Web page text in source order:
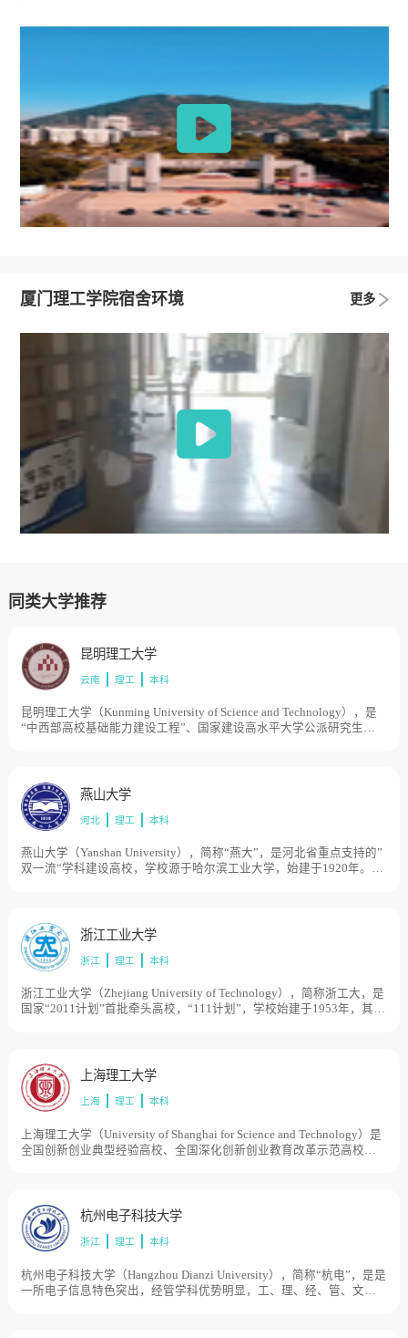
厦门理工学院宿舍环境 更多
同类大学推荐
昆明理工大学
云南 理工 本科
昆明理工大学（Kunming University of Science and Technology），是
“中西部高校基础能力建设工程”、国家建设高水平大学公派研究生项
云南工业大学，历史起点可追溯到清宣统二年（1910年）。1999年，
两校合并组建成新昆明理工大学。2004年，云南省分析测试中心并
入。目前学校总体占地面积3915亩。
燕山大学
河北 理工 本科
燕山大学（Yanshan University），简称“燕大”，是河北省重点支持的”
双一流“学科建设高校，学校源于哈尔滨工业大学，始建于1920年。
1978年确定为全国重点高等院校。1985年至1997年学校整体南迁秦皇
岛市。1997年经原国家教委批准，更名燕山大学。1998年，由原机械
工业部划转到河北省，实行中央与地方共建，以河北省管理为主。
4000亩。
浙江工业大学
浙江 理工 本科
浙江工业大学（Zhejiang University of Technology），简称浙工大，是
国家“2011计划”首批牵头高校，“111计划”，学校始建于1953年，其前
杭州船舶工业学校和浙江建材工业学校陆续并入浙江工业大学。2009
年6月，浙江省人民政府和教育部签订共建协议，学校进入省部共建高
校行列。2013年5月，学校成为国家“2011计划”首批认定的14家协同创
上海理工大学
上海 理工 本科
上海理工大学（University of Shanghai for Science and Technology）是
全国创新创业典型经验高校、全国深化创新创业教育改革示范高校，
校，1996年两校合并组建上海理工大学。1998年学校由原国家机械工
业部转入上海市管理。目前学校总体占地面积1000亩。
杭州电子科技大学
浙江 理工 本科
杭州电子科技大学（Hangzhou Dianzi University），简称“杭电”，是是
一所电子信息特色突出，经管学科优势明显，工、理、经、管、文、